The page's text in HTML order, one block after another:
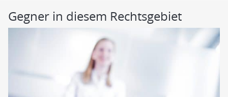
Gegner in diesem Rechtsgebiet